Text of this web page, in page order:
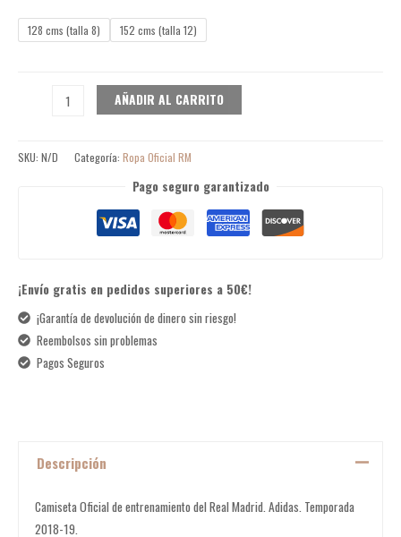
128 cms (talla 8) 152 cms (talla 12)
AÑADIR AL CARRITO
SKU: N/D Categoría: Ropa Oficial RM
Pago seguro garantizado
¡Envío gratis en pedidos superiores a 50€!
¡Garantía de devolución de dinero sin riesgo!
Reembolsos sin problemas
Pagos Seguros
Descripción
Camiseta Oficial de entrenamiento del Real Madrid. Adidas. Temporada
2018-19.